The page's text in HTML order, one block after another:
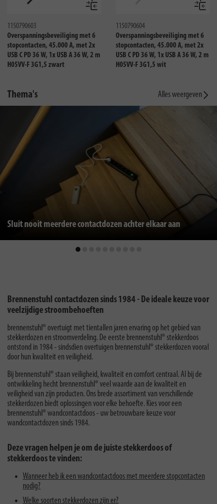
Vergelijken
1150790603
Overspanningsbeveiliging met 6
stopcontacten, 45.000 A, met 2x
USB C PD 36 W, 1x USB A 36 W, 2 m
H05VV-F 3G1,5 zwart
1150790604
Overspanningsbeveiliging met 6
stopcontacten, 45.000 A, met 2x
USB C PD 36 W, 1x USB A 36 W, 2 m
H05VV-F 3G1,5 wit
Thema's Alles weergeven
Sluit nooit meerdere contactdozen achter elkaar aan
Brennenstuhl contactdozen sinds 1984 - De ideale keuze voor
veelzijdige stroombehoeften
brennenstuhl® overtuigt met tientallen jaren ervaring op het gebied van
stekkerdozen en stroomverdeling. De eerste brennenstuhl® stekkerdoos
ontstond in 1984 - sindsdien overtuigen brennenstuhl® stekkerdozen vooral
door hun kwaliteit en veiligheid.
Bij brennenstuhl® staan veiligheid, kwaliteit en comfort centraal. Al bij de
ontwikkeling hecht brennenstuhl® veel waarde aan de kwaliteit en
veiligheid van zijn producten. Ons brede assortiment van verschillende
stekkerdozen biedt oplossingen voor elke behoefte. Kies voor een
brennenstuhl® wandcontactdoos - uw betrouwbare keuze voor
wandcontactdozen sinds 1984.
Deze vragen helpen je om de juiste stekkerdoos of
stekkerdoos te vinden:
Wanneer heb ik een wandcontactdoos met meerdere stopcontacten
nodig?
Welke soorten stekkerdozen zijn er?